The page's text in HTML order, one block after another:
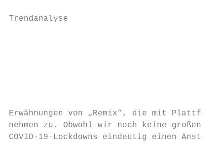
Trendanalyse
Erwähnungen von „Remix“, die mit
nehmen zu. Obwohl wir noch keine
COVID-19-Lockdowns eindeutig einen